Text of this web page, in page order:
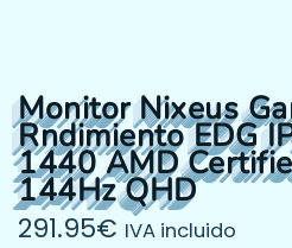
Monitor Nixeus
Rndimiento EDG
1440 AMD
144Hz QHD
291.95€ IVA incluido